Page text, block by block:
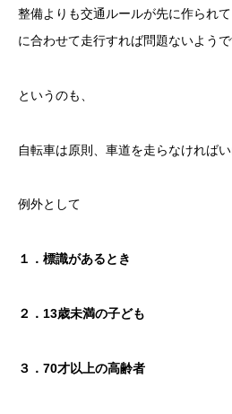
整備よりも交通ルールが先に作られ
に合わせて走行すれば問題ないようで
というのも、
自転車は原則、車道を走らなければい
例外として
１．標識があるとき
２．13歳未満の子ども
３．70才以上の高齢者